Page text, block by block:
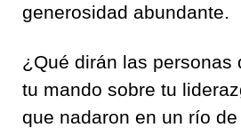
generosidad abundante.
¿Qué dirán las personas
tu mando sobre tu
que nadaron en un río de